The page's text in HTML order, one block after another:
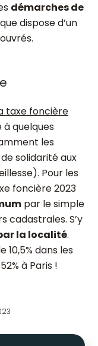
démarches de
dispose d’un
taxe foncière
quelques
les
solidarité aux
Pour les
foncière 2023
par le simple
cadastrales. S’y
la localité.
dans les
à Paris !